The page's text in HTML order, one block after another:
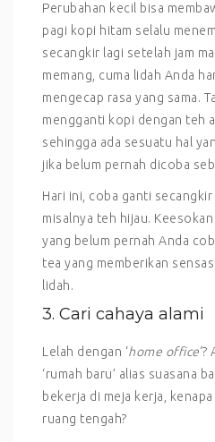
Perubahan kecil bisa
pagi kopi hitam selalu
secangkir lagi setelah jam
memang, cuma lidah Anda
mengecap rasa yang sama.
mengganti kopi dengan teh
sehingga ada sesuatu hal
jika belum pernah dicoba
Hari ini, coba ganti
misalnya teh hijau.
yang belum pernah Anda
tea yang memberikan
lidah.
3. Cari cahaya alami
Lelah dengan ‘home office
‘rumah baru’ alias suasana
bekerja di meja kerja,
ruang tengah?